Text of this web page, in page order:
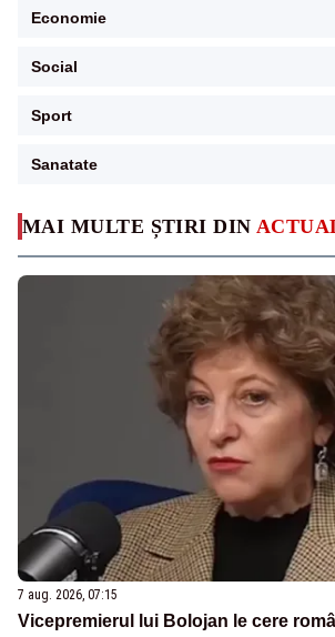
MAI MULTE ȘTIRI DIN
7 aug. 2026, 07:15
Vicepremierul lui Bolojan le cere
Economie
Social
Sport
Sanatate